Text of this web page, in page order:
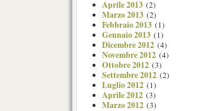
Aprile 2013 (2)
Marzo 2013 (2)
Febbraio 2013 (1)
Gennaio 2013 (1)
Dicembre 2012 (4)
Novembre 2012 (4)
Ottobre 2012 (3)
Settembre 2012 (2)
Luglio 2012 (1)
Aprile 2012 (3)
Marzo 2012 (3)